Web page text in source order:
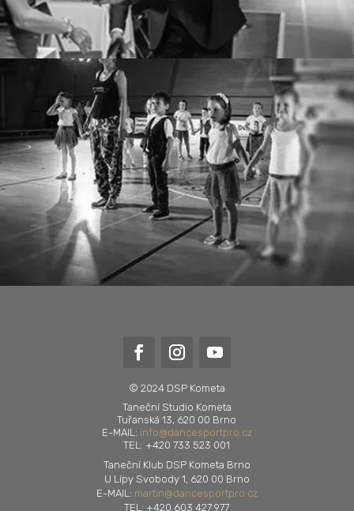
© 2024 DSP Kometa
Taneční Studio Kometa
Tuřanská 13, 620 00 Brno
E-MAIL: info@dancesportpro.cz
TEL: +420 733 523 001
Taneční Klub DSP Kometa Brno
U Lípy Svobody 1, 620 00 Brno
E-MAIL: martin@dancesportpro.cz
TEL: +420 603 427 977